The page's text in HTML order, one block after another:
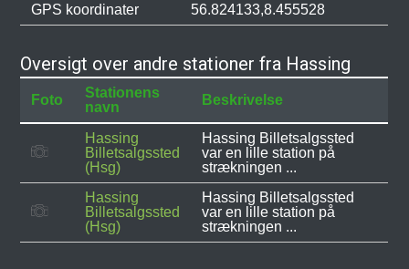
GPS koordinater 56.824133,8.455528
Oversigt over andre stationer fra Hassing
Foto
Stationens
navn
Beskrivelse
Hassing
Billetsalgssted
(Hsg)
Hassing Billetsalgssted
var en lille station på
strækningen ...
Hassing
Billetsalgssted
(Hsg)
Hassing Billetsalgssted
var en lille station på
strækningen ...